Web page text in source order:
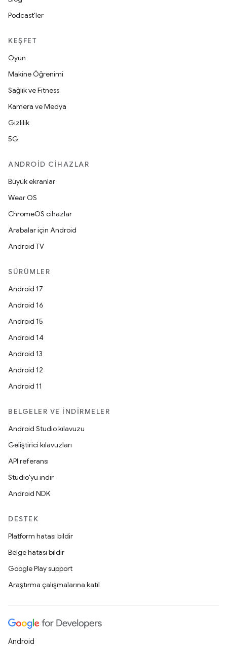
Podcast'ler
KEŞFET
Oyun
Makine Öğrenimi
Sağlık ve Fitness
Kamera ve Medya
Gizlilik
5G
ANDROID CIHAZLAR
Büyük ekranlar
Wear OS
ChromeOS cihazlar
Arabalar için Android
Android TV
SÜRÜMLER
Android 17
Android 16
Android 15
Android 14
Android 13
Android 12
Android 11
BELGELER VE İNDIRMELER
Android Studio kılavuzu
Geliştirici kılavuzları
API referansı
Studio'yu indir
Android NDK
DESTEK
Platform hatası bildir
Belge hatası bildir
Google Play support
Araştırma çalışmalarına katıl
Android